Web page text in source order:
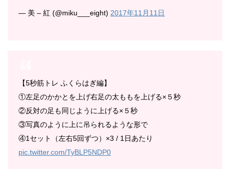
— 美 – 紅 (@miku___eight) 2017年11月11日
【5秒筋トレ ふくらはぎ編】
①左足のかかとを上げ右足の太ももを上げる×５秒
②反対の足も同じように上げる×５秒
③写真のように上に吊られるような形で
④1セット（左右5回ずつ）×3 / 1日あたり
pic.twitter.com/TyBLP5NDP0